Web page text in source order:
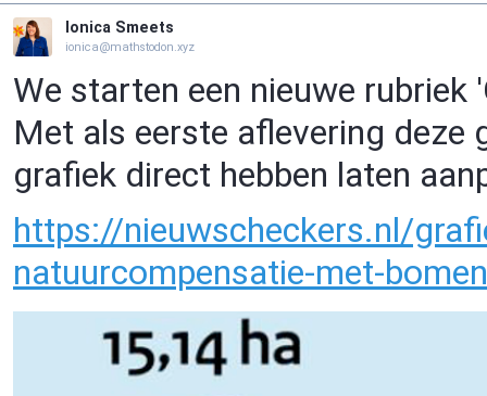
Ionica Smeets
ionica@mathstodon.xyz
We starten een nieuwe
Met als eerste aflevering deze
grafiek direct hebben laten
https://nieuwscheckers.nl/
natuurcompensatie-met-